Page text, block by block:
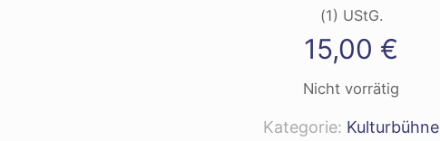
(1) UStG.
15,00 €
Nicht vorrätig
Kategorie: Kulturbühne